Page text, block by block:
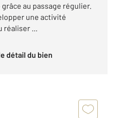
au passage régulier.
une activité
réaliser ...
le détail du bien